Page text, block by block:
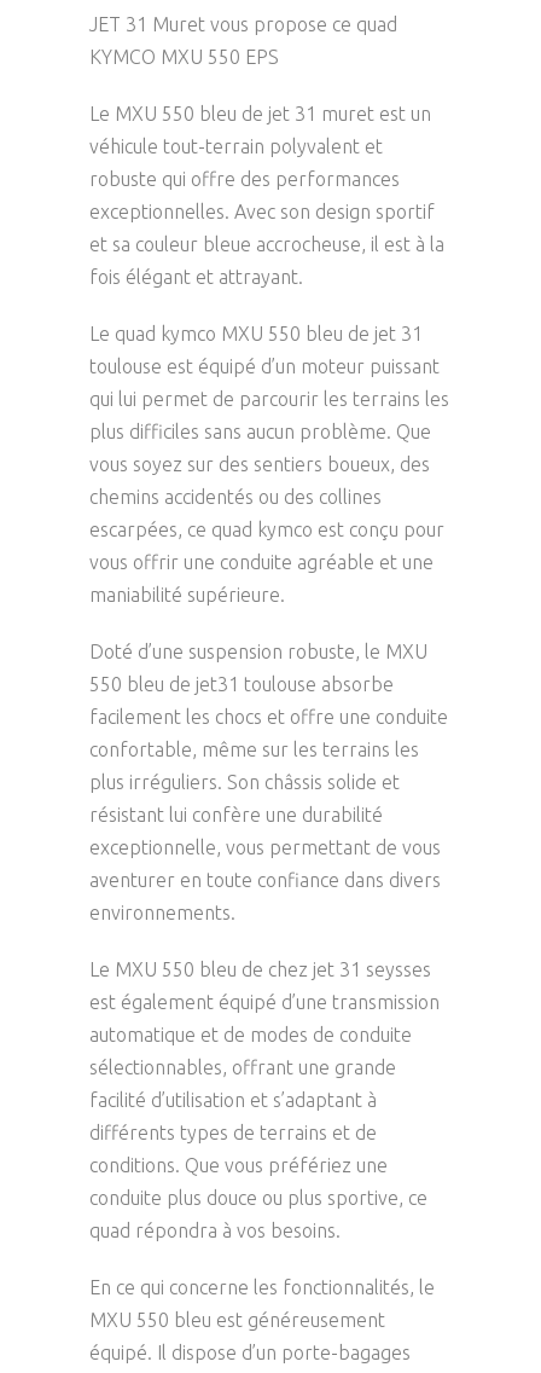
JET 31 Muret vous propose ce quad
KYMCO MXU 550 EPS
Le MXU 550 bleu de jet 31 muret est un
véhicule tout-terrain polyvalent et
robuste qui offre des performances
exceptionnelles. Avec son design sportif
et sa couleur bleue accrocheuse, il est à la
fois élégant et attrayant.
Le quad kymco MXU 550 bleu de jet 31
toulouse est équipé d’un moteur puissant
qui lui permet de parcourir les terrains les
plus difficiles sans aucun problème. Que
vous soyez sur des sentiers boueux, des
chemins accidentés ou des collines
escarpées, ce quad kymco est conçu pour
vous offrir une conduite agréable et une
maniabilité supérieure.
Doté d’une suspension robuste, le MXU
550 bleu de jet31 toulouse absorbe
facilement les chocs et offre une conduite
confortable, même sur les terrains les
plus irréguliers. Son châssis solide et
résistant lui confère une durabilité
exceptionnelle, vous permettant de vous
aventurer en toute confiance dans divers
environnements.
Le MXU 550 bleu de chez jet 31 seysses
est également équipé d’une transmission
automatique et de modes de conduite
sélectionnables, offrant une grande
facilité d’utilisation et s’adaptant à
différents types de terrains et de
conditions. Que vous préfériez une
conduite plus douce ou plus sportive, ce
quad répondra à vos besoins.
En ce qui concerne les fonctionnalités, le
MXU 550 bleu est généreusement
équipé. Il dispose d’un porte-bagages